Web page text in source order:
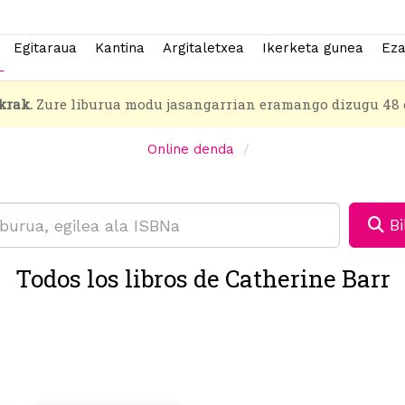
Egitaraua Kantina Argitaletxea Ikerketa gunea
Zure liburua modu jasangarrian eramango dizugu 48
Online denda
Todos los libros de Catherine Barr